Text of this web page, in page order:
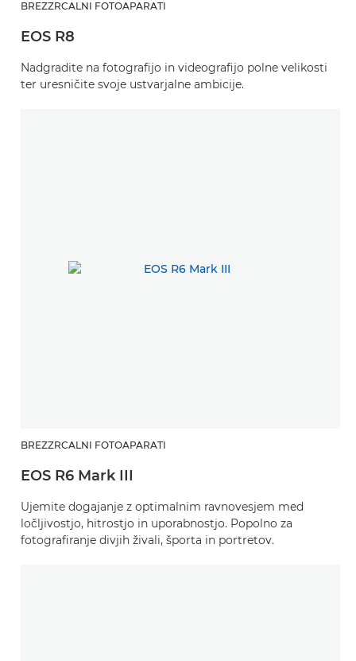
BREZZRCALNI FOTOAPARATI
EOS R8
Nadgradite na fotografijo in videografijo polne velikosti
ter uresničite svoje ustvarjalne ambicije.
BREZZRCALNI FOTOAPARATI
EOS R6 Mark III
Ujemite dogajanje z optimalnim ravnovesjem med
ločljivostjo, hitrostjo in uporabnostjo. Popolno za
fotografiranje divjih živali, športa in portretov.